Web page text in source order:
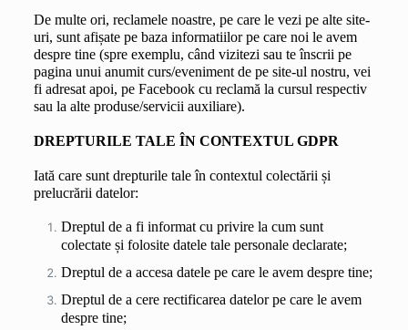
De multe ori, reclamele noastre, pe care le vezi pe alte site-
uri, sunt afișate pe baza informatiilor pe care noi le avem
despre tine (spre exemplu, când vizitezi sau te înscrii pe
pagina unui anumit curs/eveniment de pe site-ul nostru, vei
fi adresat apoi, pe Facebook cu reclamă la cursul respectiv
sau la alte produse/servicii auxiliare).
DREPTURILE TALE ÎN CONTEXTUL GDPR
Iată care sunt drepturile tale în contextul colectării și
prelucrării datelor:
Dreptul de a fi informat cu privire la cum sunt
colectate și folosite datele tale personale declarate;
Dreptul de a accesa datele pe care le avem despre tine;
Dreptul de a cere rectificarea datelor pe care le avem
despre tine;